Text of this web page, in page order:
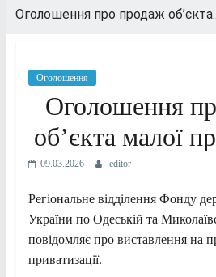
Оголошення про продаж
Оголошення
Оголошення
об’єкта малої
09.03.2026 editor
Регіональне відділення Фонду
України по Одеській та
повідомляє про виставлення на
приватизації.